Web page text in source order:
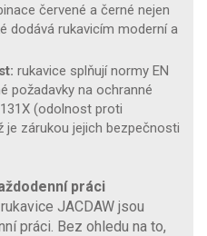
červené a černé nejen
dodává rukavicím moderní a
rukavice splňují normy EN
požadavky na ochranné
(odolnost proti
je zárukou jejich bezpečnosti
práci
JACDAW jsou
práci. Bez ohledu na to,